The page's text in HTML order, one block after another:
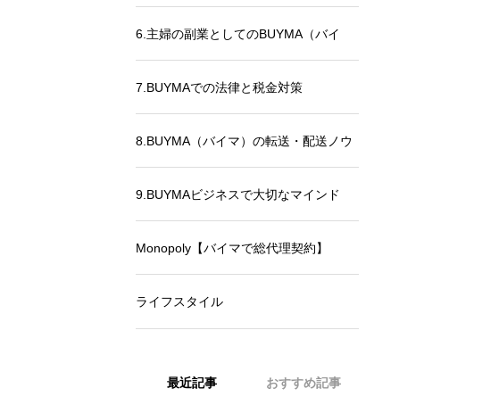
6.主婦の副業としてのBUYMA（バイ
マ）
7.BUYMAでの法律と税金対策
8.BUYMA（バイマ）の転送・配送ノウ
ハウ
9.BUYMAビジネスで大切なマインド
Monopoly【バイマで総代理契約】
ライフスタイル
最近記事 おすすめ記事